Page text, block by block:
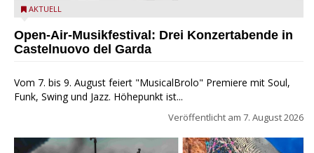
Castelnuovo del Garda: Die "Dirotta su Cuba" zu Gast beim
AKTUELL
Open-Air-Musikfestival: Drei Konzertabende in
Castelnuovo del Garda
Vom 7. bis 9. August feiert "MusicalBrolo" Premiere mit Soul,
Funk, Swing und Jazz. Höhepunkt ist...
Veröffentlicht am 7. August 2026